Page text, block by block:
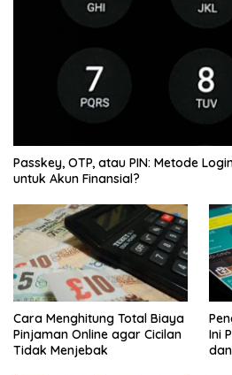
Passkey, OTP, atau PIN: Metode
untuk Akun Finansial?
Cara Menghitung Total Biaya
Pinjaman Online agar Cicilan
Tidak Menjebak
Ini